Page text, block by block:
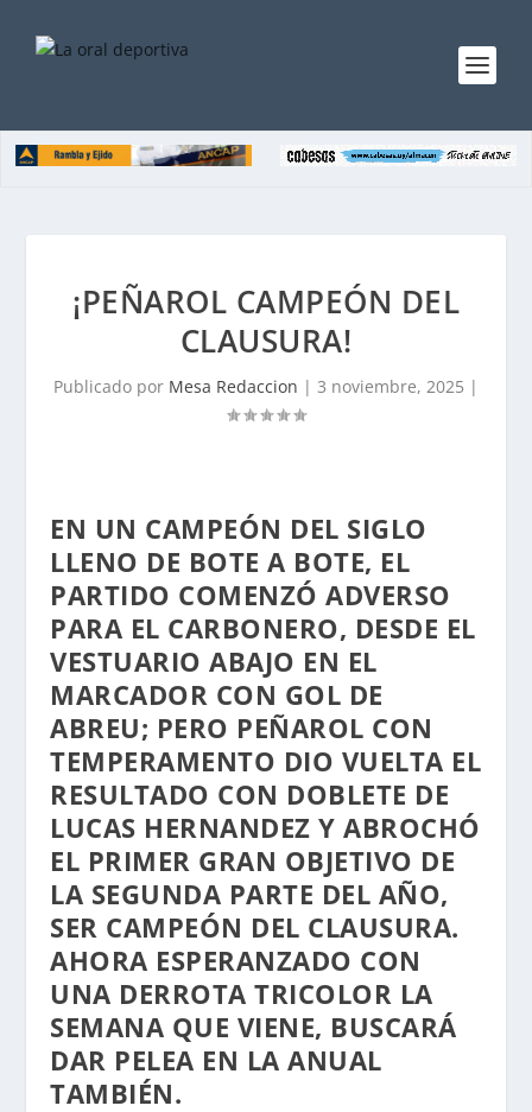
¡PEÑAROL CAMPEÓN DEL
CLAUSURA!
Publicado por Mesa Redaccion | 3 noviembre, 2025 |
EN UN CAMPEÓN DEL SIGLO
LLENO DE BOTE A BOTE, EL
PARTIDO COMENZÓ ADVERSO
PARA EL CARBONERO, DESDE EL
VESTUARIO ABAJO EN EL
MARCADOR CON GOL DE
ABREU; PERO PEÑAROL CON
TEMPERAMENTO DIO VUELTA EL
RESULTADO CON DOBLETE DE
LUCAS HERNANDEZ Y ABROCHÓ
EL PRIMER GRAN OBJETIVO DE
LA SEGUNDA PARTE DEL AÑO,
SER CAMPEÓN DEL CLAUSURA.
AHORA ESPERANZADO CON
UNA DERROTA TRICOLOR LA
SEMANA QUE VIENE, BUSCARÁ
DAR PELEA EN LA ANUAL
TAMBIÉN.